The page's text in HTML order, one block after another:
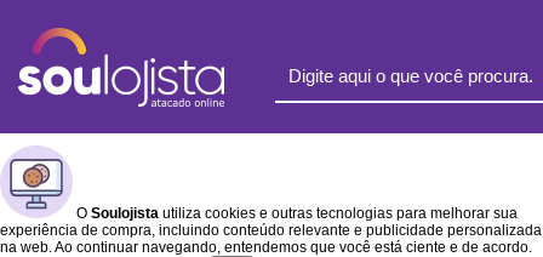
O Soulojista utiliza cookies e outras tecnologias para melhorar sua
experiência de compra, incluindo conteúdo relevante e publicidade personalizada
na web. Ao continuar navegando, entendemos que você está ciente e de acordo.